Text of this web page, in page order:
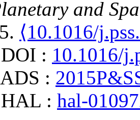
and
⟨10.1016/
: 10.1016/
:
HAL : hal-